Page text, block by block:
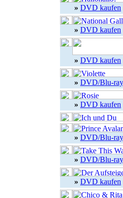
» DVD kaufen
» DVD kaufen
» DVD kaufen
» DVD/Blu-ray
» DVD kaufen
» DVD/Blu-ray
» DVD/Blu-ray
» DVD kaufen